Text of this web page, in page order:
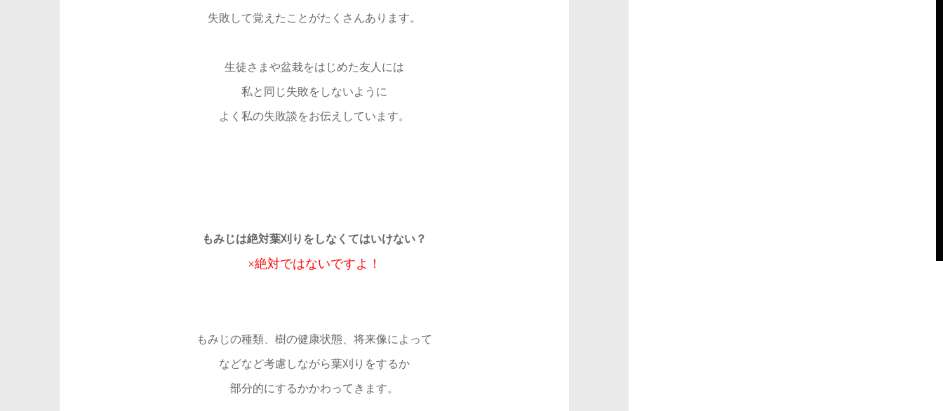
失敗して覚えたことがたくさんあります。
生徒さまや盆栽をはじめた友人には
私と同じ失敗をしないように
よく私の失敗談をお伝えしています。
もみじは絶対葉刈りをしなくてはいけない？
×絶対ではないですよ！
もみじの種類、樹の健康状態、将来像によって
などなど考慮しながら葉刈りをするか
部分的にするかかわってきます。